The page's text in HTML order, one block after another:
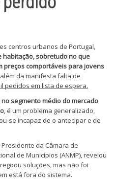
centros urbanos de Portugal,
habitação, sobretudo no que
preços comportáveis para jovens
além da manifesta falta de
pedidos em lista de espera.
segmento médio do mercado
, é um problema generalizado,
se incapaz de o antecipar e de
da Câmara de
de Municípios (ANMP), revelou
soluções, mas não foi
está fora do sistema.